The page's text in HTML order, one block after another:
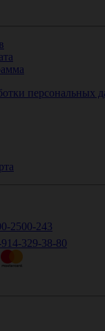
персональных
2500-243
329-38-80